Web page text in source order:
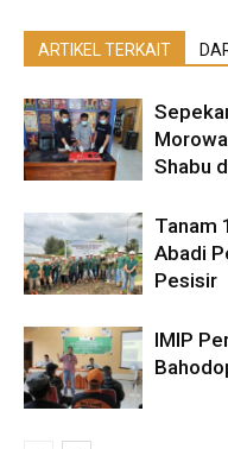
ARTIKEL TERKAIT
Shabu
Tanam
Abadi
Pesisir
IMIP